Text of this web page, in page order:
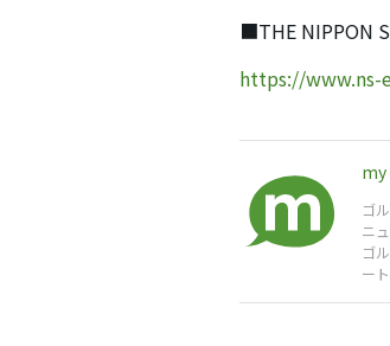
■THE NIPPON
https://www.ns-
my
ゴ
ニ
ゴ
ー